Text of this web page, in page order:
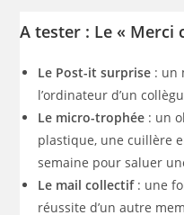
A tester : Le « Merci
Le Post-it surprise : un
l’ordinateur d’un
Le micro-trophée : un
plastique, une cuillère
semaine pour saluer
Le mail collectif: une
réussite d’un autre